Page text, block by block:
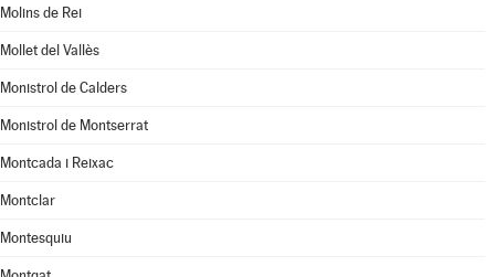
Molins de Rei
Mollet del Vallès
Monistrol de Calders
Monistrol de Montserrat
Montcada i Reixac
Montclar
Montesquiu